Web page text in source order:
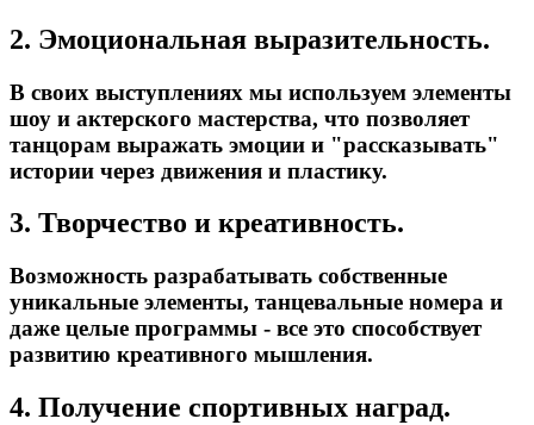
2. Эмоциональная выразительность.
В своих выступлениях мы используем элементы
шоу и актерского мастерства, что позволяет
танцорам выражать эмоции и "рассказывать"
истории через движения и пластику.
3. Творчество и креативность.
Возможность разрабатывать собственные
уникальные элементы, танцевальные номера и
даже целые программы - все это способствует
развитию креативного мышления.
4. Получение спортивных наград.